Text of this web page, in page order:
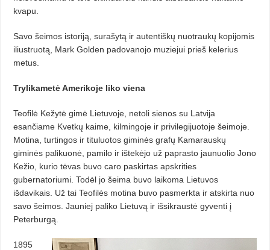
kvapu.
Savo šeimos istoriją, surašytą ir autentiškų nuotraukų kopijomis
iliustruotą, Mark Golden padovanojo muziejui prieš kelerius
metus.
Trylikametė Amerikoje liko viena
Teofilė Kežytė gimė Lietuvoje, netoli sienos su Latvija
esančiame Kvetkų kaime, kilmingoje ir privilegijuotoje šeimoje.
Motina, turtingos ir tituluotos giminės grafų Kamarauskų
giminės palikuonė, pamilo ir ištekėjo už paprasto jaunuolio Jono
Kežio, kurio tėvas buvo caro paskirtas apskrities
gubernatoriumi. Todėl jo šeima buvo laikoma Lietuvos
išdavikais. Už tai Teofilės motina buvo pasmerkta ir atskirta nuo
savo šeimos. Jauniej paliko Lietuvą ir išsikraustė gyventi į
Peterburgą.
1895